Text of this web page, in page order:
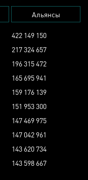
Альянсы
422 149 150
217 324 657
196 315 472
165 695 941
159 176 139
151 953 300
147 469 975
147 042 961
143 620 734
143 598 667